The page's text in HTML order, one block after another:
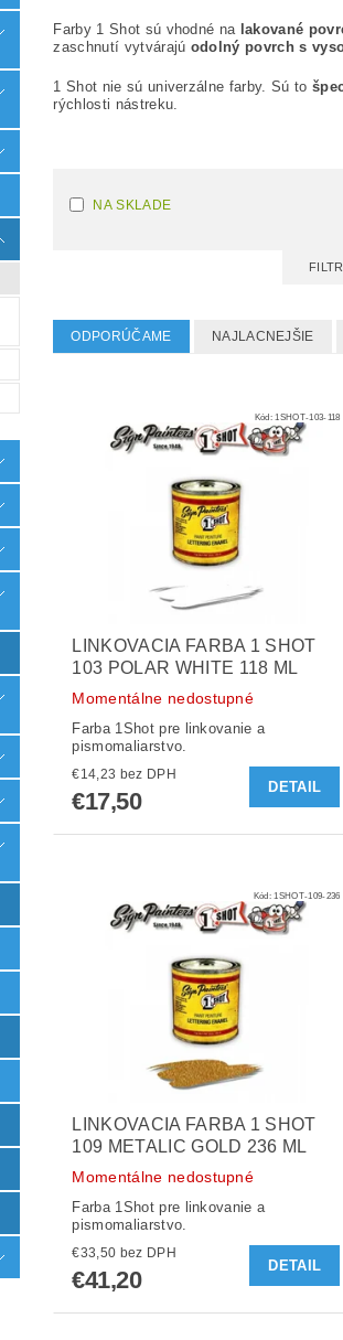
Farby 1 Shot sú vhodné na lakované
zaschnutí vytvárajú odolný povrch s
1 Shot nie sú univerzálne farby. Sú to
rýchlosti nástreku.
NA SKLADE
ODPORÚČAME NAJLACNEJŠIE
Kód:1SHOT-103-118
LINKOVACIA FARBA 1 SHOT
103 POLAR WHITE 118 ML
Momentálne nedostupné
Farba 1Shot pre linkovanie a
pismomaliarstvo.
€14,23 bez DPH
€17,50
DETAIL
Kód:1SHOT-109-236
LINKOVACIA FARBA 1 SHOT
109 METALIC GOLD 236 ML
Momentálne nedostupné
Farba 1Shot pre linkovanie a
pismomaliarstvo.
€33,50 bez DPH
€41,20
DETAIL